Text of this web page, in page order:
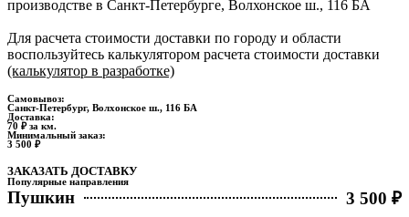
производстве в Санкт-Петербурге, Волхонское ш., 116 БА
Для расчета стоимости доставки по городу и области
воспользуйтесь калькулятором расчета стоимости доставки
(калькулятор в разработке)
Самовывоз:
Санкт-Петербург, Волхонское ш., 116 БА
Доставка:
70 ₽ за км.
Минимальный заказ:
3 500 ₽
ЗАКАЗАТЬ ДОСТАВКУ
Популярные направления
Пушкин 3 500 ₽